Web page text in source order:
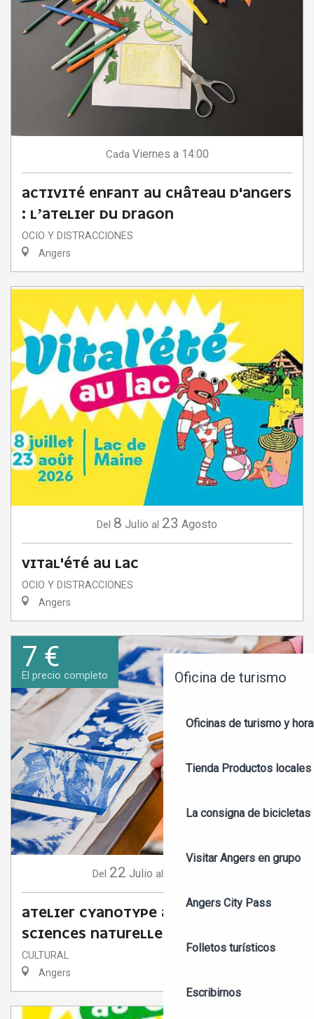
Oficina de turismo
Oficinas de turismo y
Tienda Productos
La consigna de bicicletas
Visitar Angers en grupo
Angers City Pass
Folletos turísticos
Escribirnos
Cada Viernes a 14:00
ACTIVITÉ ENFANT AU CHÂTEAU D'ANGERS
: L’ATELIER DU DRAGON
OCIO Y DISTRACCIONES
Angers
Del 8 Julio al 23 Agosto
VITAL'ÉTÉ AU LAC
OCIO Y DISTRACCIONES
Angers
7 €
El precio completo
Del 22 Julio al
ATELIER CYANOTYPE AU MUSÉUM DES
SCIENCES NATURELLES
CULTURAL
Angers